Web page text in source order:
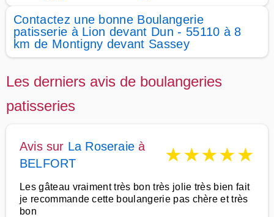
Contactez une bonne Boulangerie
patisserie à Lion devant Dun - 55110 à 8
km de Montigny devant Sassey
Les derniers avis de boulangeries
patisseries
Avis sur La Roseraie à
BELFORT
★★★★★
Les gâteau vraiment très bon très jolie très bien fait
je recommande cette boulangerie pas chère et très
bon